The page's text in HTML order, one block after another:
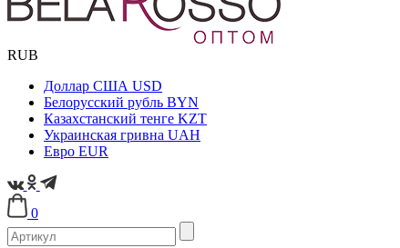
RUB
Доллар США USD
Белорусский рубль BYN
Казахстанский тенге KZT
Украинская гривна UAH
Евро EUR
0